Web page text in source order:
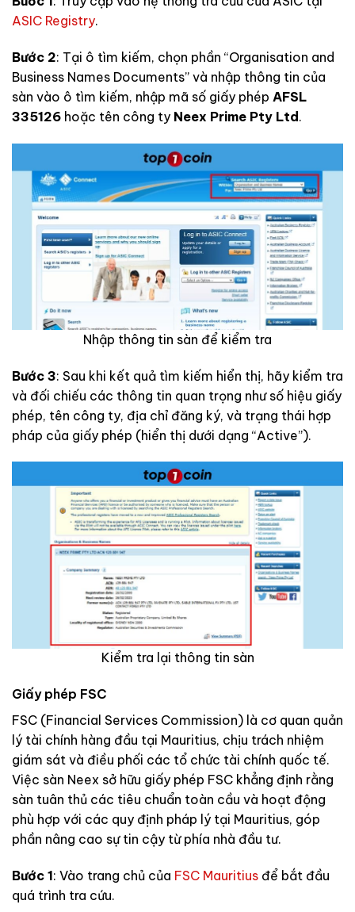
ASIC Registry.
Bước 2: Tại ô tìm kiếm, chọn phần “Organisation and
Business Names Documents” và nhập thông tin của
sàn vào ô tìm kiếm, nhập mã số giấy phép AFSL
335126 hoặc tên công ty Neex Prime Pty Ltd .
Nhập thông tin sàn để kiểm tra
Bước 3: Sau khi kết quả tìm kiếm hiển thị, hãy kiểm tra
và đối chiếu các thông tin quan trọng như số hiệu giấy
phép, tên công ty, địa chỉ đăng ký, và trạng thái hợp
pháp của giấy phép (hiển thị dưới dạng “Active”).
Kiểm tra lại thông tin sàn
Giấy phép FSC
FSC (Financial Services Commission) là cơ quan quản
lý tài chính hàng đầu tại Mauritius, chịu trách nhiệm
giám sát và điều phối các tổ chức tài chính quốc tế.
Việc sàn Neex sở hữu giấy phép FSC khẳng định rằng
sàn tuân thủ các tiêu chuẩn toàn cầu và hoạt động
phù hợp với các quy định pháp lý tại Mauritius, góp
phần nâng cao sự tin cậy từ phía nhà đầu tư.
Bước 1: Vào trang chủ của FSC Mauritius để bắt đầu
quá trình tra cứu.